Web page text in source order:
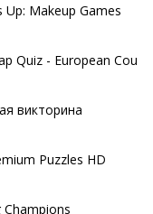
Up: Makeup Games
Quiz - European Cou
викторина
Puzzles HD
Champions